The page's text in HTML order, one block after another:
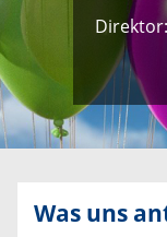
Was uns